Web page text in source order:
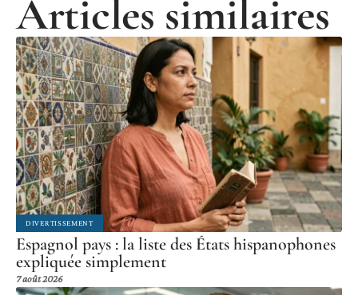
Articles similaires
DIVERTISSEMENT
Espagnol pays : la liste des États hispanophones
expliquée simplement
7 août 2026